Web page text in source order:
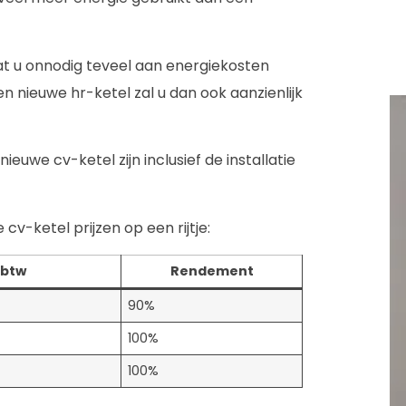
u onnodig teveel aan energiekosten
nieuwe hr-ketel zal u dan ook aanzienlijk
cv-ketel zijn inclusief de installatie
cv-ketel prijzen op een rijtje:
Rendement
90%
100%
100%